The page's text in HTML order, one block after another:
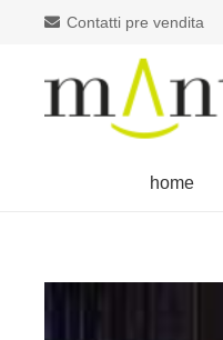
Contatti pre vendita
home